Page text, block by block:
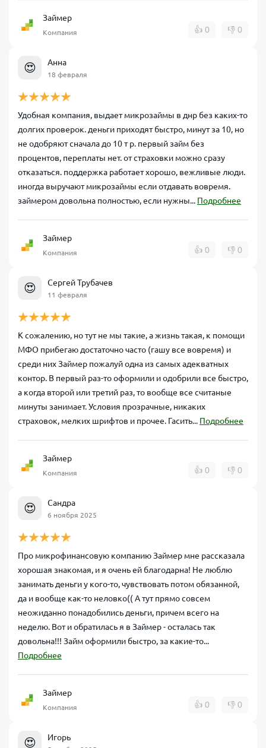
Займер
Компания 👍 0 👎 0
😍 Анна
18 февраля
Удобная компания, выдает микрозаймы в днр без каких-то
долгих проверок. деньги приходят быстро, минут за 10, но
не одобряют сначала до 10 т р. первый займ без
процентов, переплаты нет. от страховки можно сразу
отказаться. поддержка работает хорошо, вежливые люди.
иногда выручают микрозаймы если отдавать вовремя.
займером довольна полностью, если нужны... Подробнее
Займер
Компания 👍 0 👎 0
😍 Сергей Трубачев
11 февраля
К сожалению, но тут не мы такие, а жизнь такая, к помощи
МФО прибегаю достаточно часто (гашу все вовремя) и
среди них Займер пожалуй одна из самых адекватных
контор. В первый раз-то оформили и одобрили все быстро,
а когда второй или третий раз, то вообще все считаные
минуты занимает. Условия прозрачные, никаких
страховок, мелких шрифтов и прочее. Гасить... Подробнее
Займер
Компания 👍 0 👎 0
😍 Сандра
6 ноября 2025
Про микрофинансовую компанию Займер мне рассказала
хорошая знакомая, и я очень ей благодарна! Не люблю
занимать деньги у кого-то, чувствовать потом обязанной,
да и вообще как-то неловко(( А тут прямо совсем
неожиданно понадобились деньги, причем всего на
неделю. Вот и обратилась я в Займер - осталась так
довольна!!! Займ оформили быстро, за какие-то...
Подробнее
Займер
Компания 👍 0 👎 0
😍 Игорь